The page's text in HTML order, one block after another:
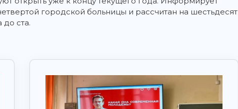
городской больницы и рассчитан на шестьдесят
ста.